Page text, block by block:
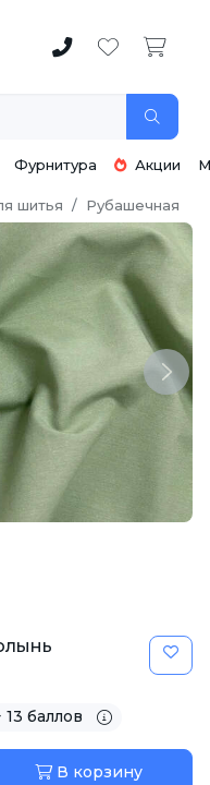
Фурнитура Акции
шитья Рубашечная
Next
13 баллов
В корзину